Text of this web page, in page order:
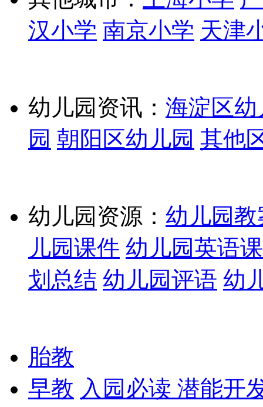
汉小学 南京小学 天津
幼儿园资讯： 海淀区幼
园 朝阳区幼儿园 其他
幼儿园资源： 幼儿园教
儿园课件 幼儿园英语
划总结 幼儿园评语 幼
胎教
早教 入园必读 潜能开